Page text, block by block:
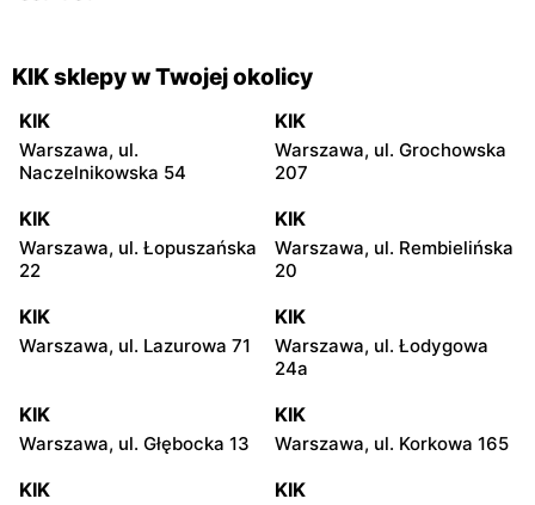
KIK sklepy w Twojej okolicy
KIK
Warszawa, ul.
Naczelnikowska 54
KIK
Warszawa, ul. Grochowska
207
KIK
Warszawa, ul. Łopuszańska
22
KIK
Warszawa, ul. Rembielińska
20
KIK
Warszawa, ul. Lazurowa 71
KIK
Warszawa, ul. Łodygowa
24a
KIK
Warszawa, ul. Głębocka 13
KIK
Warszawa, ul. Korkowa 165
KIK KIK